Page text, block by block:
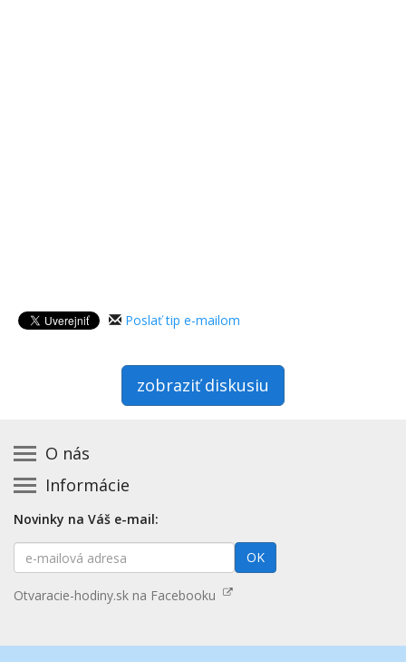
Poslať tip e-mailom
zobraziť diskusiu
O nás
Kontakt na prevádzkovateľa
Zásady používania cookies
Prehlásenie o prístupnosti
Mapa stránok
Informácie
Základná registrácia otváracích hodín zadarmo
Platené služby
Nenašli ste otváracie hodiny? Pošlite nám tip
Aktualizácia otváracích hodín
Novinky na Váš e-mail:
E-
mailová
OK
Otvaracie-hodiny.sk na Facebooku